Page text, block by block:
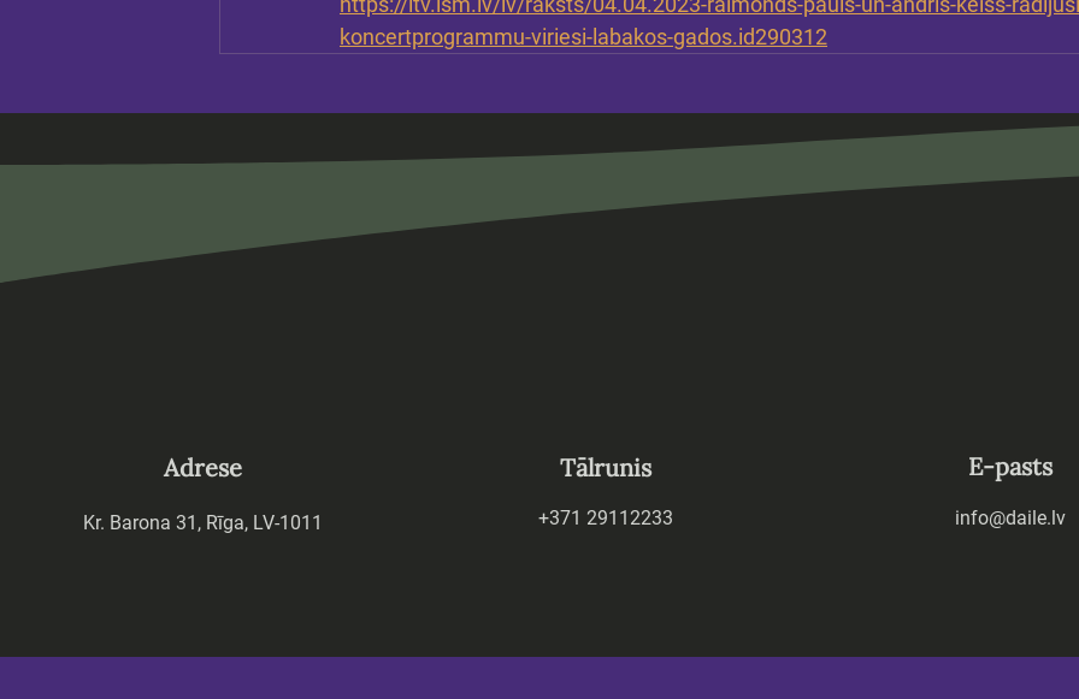
koncertprogrammu-viriesi-labakos-gados.id290312
Adrese
Kr. Barona 31, Rīga, LV-1011
Tālrunis
+371 29112233
E-pasts
info@daile.lv